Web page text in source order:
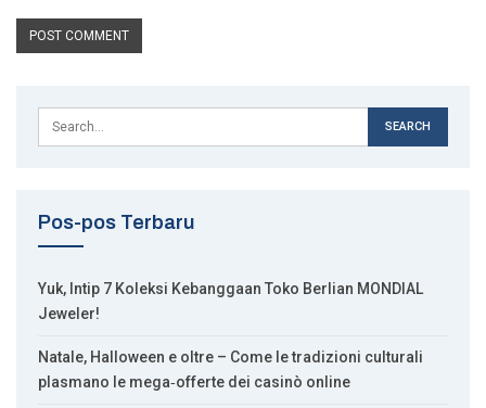
Pos-pos Terbaru
Yuk, Intip 7 Koleksi Kebanggaan Toko Berlian MONDIAL
Jeweler!
Natale, Halloween e oltre – Come le tradizioni culturali
plasmano le mega‑offerte dei casinò online